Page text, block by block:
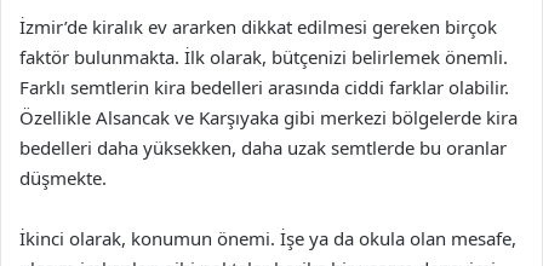
İzmir’de kiralık ev ararken dikkat edilmesi gereken birçok
faktör bulunmakta. İlk olarak, bütçenizi belirlemek önemli.
Farklı semtlerin kira bedelleri arasında ciddi farklar olabilir.
Özellikle Alsancak ve Karşıyaka gibi merkezi bölgelerde kira
bedelleri daha yüksekken, daha uzak semtlerde bu oranlar
düşmekte.
İkinci olarak, konumun önemi. İşe ya da okula olan mesafe,